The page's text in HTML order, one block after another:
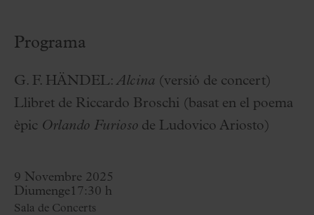
Programa
G. F. HÄNDEL: Alcina (versió de concert)
Llibret de Riccardo Broschi (basat en el poema
èpic Orlando Furioso de Ludovico Ariosto)
9 Novembre 2025
Diumenge17:30 h
Sala de Concerts